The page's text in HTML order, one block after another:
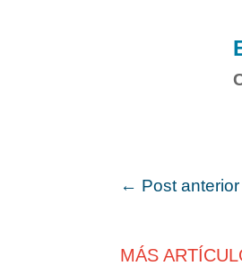
← Post anterior
MÁS